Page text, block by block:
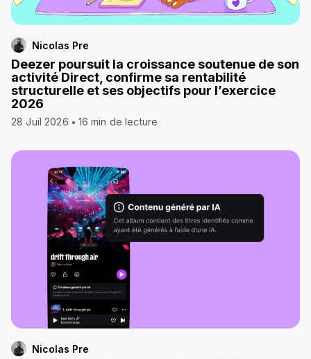
Nicolas Pre
Deezer poursuit la croissance soutenue de son
activité Direct, confirme sa rentabilité
structurelle et ses objectifs pour l’exercice
2026
28 Juil 2026 16 min de lecture
Nicolas Pre